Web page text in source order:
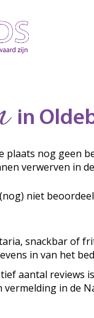
in
plaats nog geen
verwerven in
niet
snackbar of
in van het
aantal reviews
in de